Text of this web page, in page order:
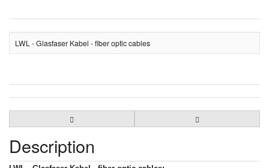
LWL - Glasfaser Kabel - fiber optic cables
Description